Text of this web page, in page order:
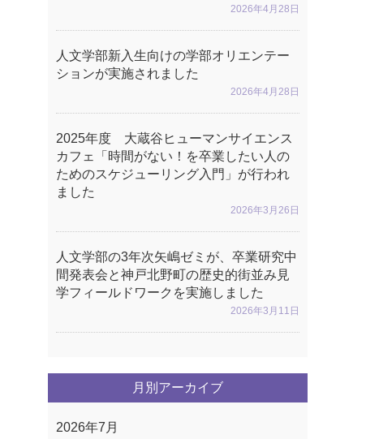
2026年4月28日
2026年4月28日
人文学部新入生向けの学部オリエンテー
ションが実施されました
2026年3月26日
2025年度 大蔵谷ヒューマンサイエンス
カフェ「時間がない！を卒業したい人の
ためのスケジューリング入門」が行われ
ました
2026年3月11日
人文学部の3年次矢嶋ゼミが、卒業研究中
間発表会と神戸北野町の歴史的街並み見
学フィールドワークを実施しました
月別アーカイブ
2026年7月